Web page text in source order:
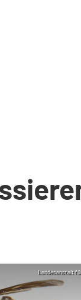
Landesanstalt